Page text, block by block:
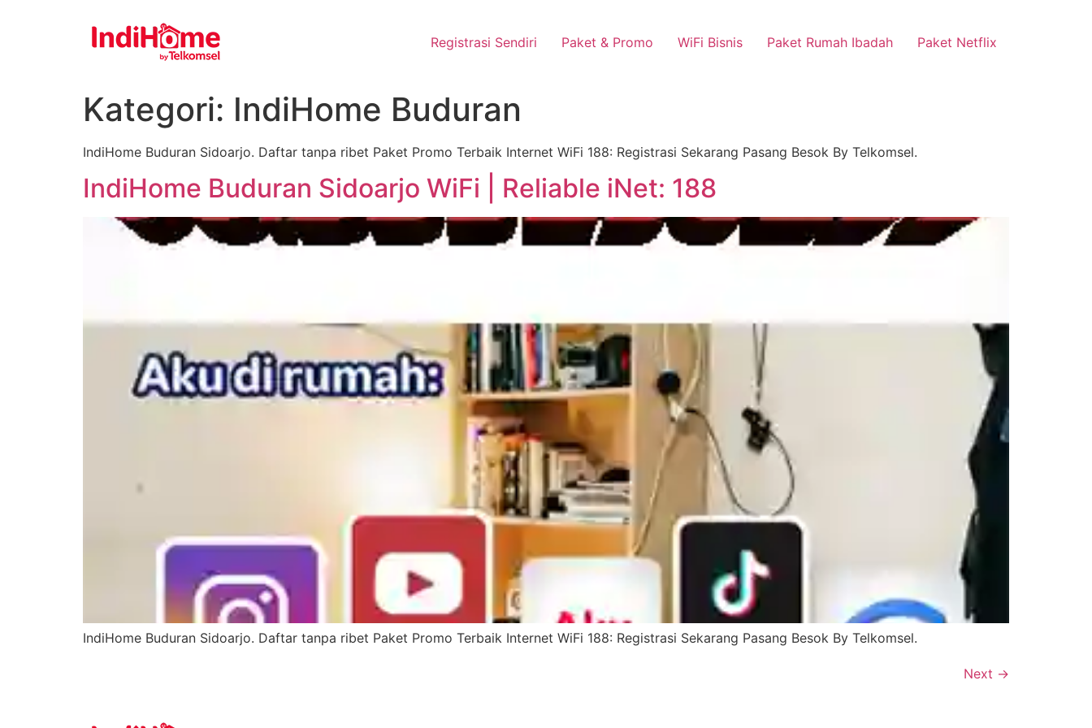
Registrasi Sendiri Paket & Promo WiFi Bisnis Paket Rumah Ibadah Paket Netflix
Kategori: IndiHome Buduran
IndiHome Buduran Sidoarjo. Daftar tanpa ribet Paket Promo Terbaik Internet WiFi 188: Registrasi Sekarang Pasang Besok By Telkomsel.
IndiHome Buduran Sidoarjo WiFi | Reliable iNet: 188
IndiHome Buduran Sidoarjo. Daftar tanpa ribet Paket Promo Terbaik Internet WiFi 188: Registrasi Sekarang Pasang Besok By Telkomsel.
Next →